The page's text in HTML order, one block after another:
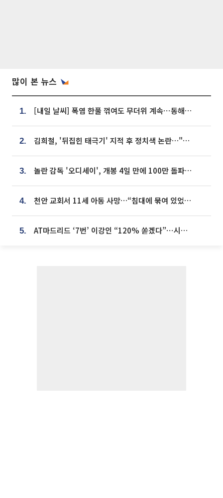
많이 본 뉴스
1. [내일 날씨] 폭염 한풀 꺾여도 무더위 계속⋯동해안 이틀 연속 비
2. 김희철, '뒤집힌 태극기' 지적 후 정치색 논란…"좌우 떠나 우리나라 국기"
3. 놀란 감독 '오디세이', 개봉 4일 만에 100만 돌파⋯'왕사남' 보다 빠르다
4. 천안 교회서 11세 아동 사망…“침대에 묶여 있었다” 진술 확보
5. AT마드리드 ‘7번’ 이강인 “120% 쏟겠다”⋯시메오네 감독 “필요한 선수”